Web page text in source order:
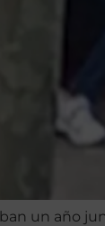
un año